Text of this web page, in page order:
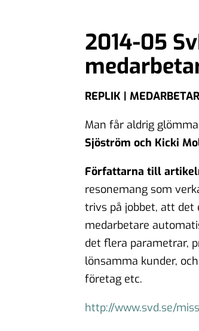
2014-05
REPLIK |
Man får aldrig
Sjöström och Kicki
Författarna till
resonemang som
trivs på jobbet, att det
medarbetare
det flera parametrar,
lönsamma kunder,
företag etc.
http://www.svd.se/